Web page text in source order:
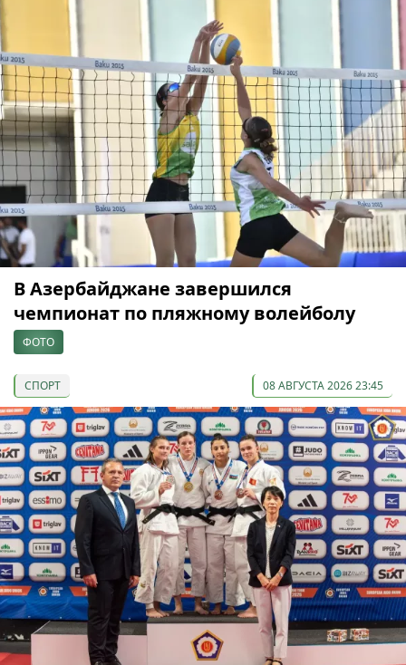
В Азербайджане завершился
чемпионат по пляжному волейболу
ФОТО
СПОРТ 08 АВГУСТА 2026 23:45